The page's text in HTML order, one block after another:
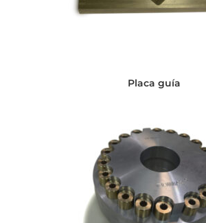
Placa guía